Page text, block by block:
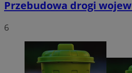
Przebudowa drogi
6